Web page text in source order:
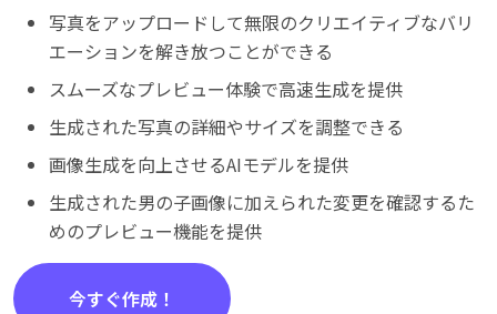
写真をアップロードして無限のクリエイティブなバリ
エーションを解き放つことができる
スムーズなプレビュー体験で高速生成を提供
生成された写真の詳細やサイズを調整できる
画像生成を向上させるAIモデルを提供
生成された男の子画像に加えられた変更を確認するた
めのプレビュー機能を提供
今すぐ作成！